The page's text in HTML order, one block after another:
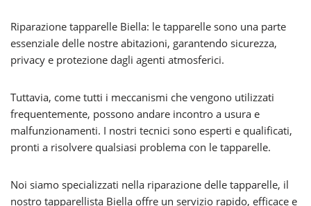
Riparazione tapparelle Biella: le tapparelle sono una parte
essenziale delle nostre abitazioni, garantendo sicurezza,
privacy e protezione dagli agenti atmosferici.
Tuttavia, come tutti i meccanismi che vengono utilizzati
frequentemente, possono andare incontro a usura e
malfunzionamenti. I nostri tecnici sono esperti e qualificati,
pronti a risolvere qualsiasi problema con le tapparelle.
Noi siamo specializzati nella riparazione delle tapparelle, il
nostro tapparellista Biella offre un servizio rapido, efficace e